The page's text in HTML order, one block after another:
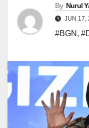
By Nurul
JUN 17,
#BGN ,